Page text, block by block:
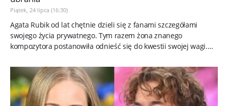
Piątek, 24 lipca (16:30)
Agata Rubik od lat chętnie dzieli się z fanami szczegółami
swojego życia prywatnego. Tym razem żona znanego
kompozytora postanowiła odnieść się do kwestii swojej wagi.